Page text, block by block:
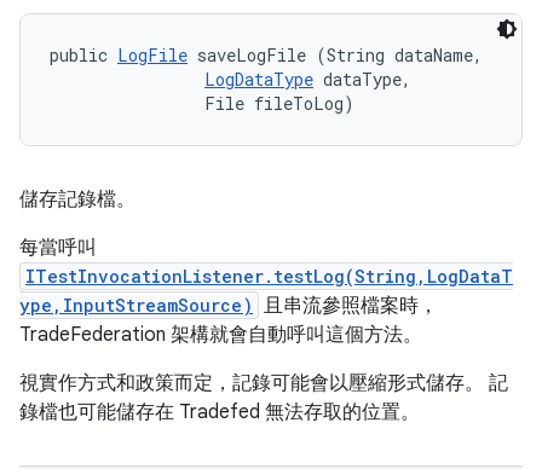
public LogFile saveLogFile (String dataName,
LogDataType dataType,
                File fileToLog)
儲存記錄檔。
每當呼叫
ITestInvocationListener.testLog(String,LogDataT
ype,InputStreamSource) 且串流參照檔案時，
TradeFederation 架構就會自動呼叫這個方法。
視實作方式和政策而定，記錄可能會以壓縮形式儲存。 記
錄檔也可能儲存在 Tradefed 無法存取的位置。